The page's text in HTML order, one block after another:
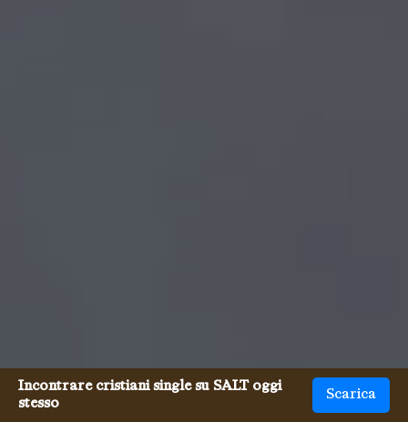
Incontrare cristiani single su SALT oggi
stesso
Scarica